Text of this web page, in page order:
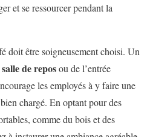
et se ressourcer pendant la
doit être soigneusement choisi. Un
salle de reposou de l’entrée
les employés à y faire une
chargé. En optant pour des
comme du bois et des